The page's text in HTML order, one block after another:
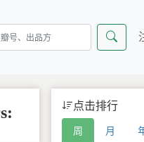
点击排行
周 月